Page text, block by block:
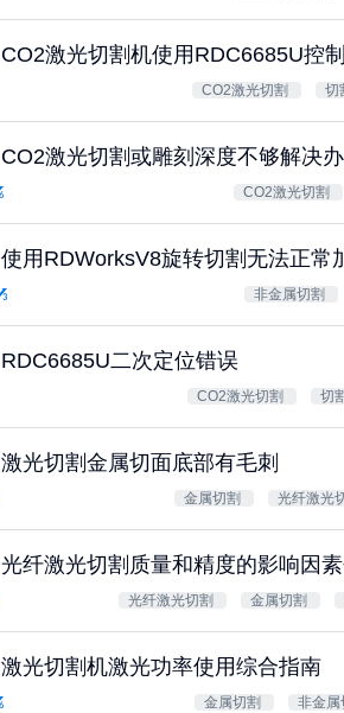
CO2激光切割机使用RDC6685U控
CO2激光切割 切
CO2激光切割或雕刻深度不够解决
CO2激光切割
使用RDWorksV8旋转切割无法正常
非金属切割
RDC6685U二次定位错误
CO2激光切割 切
激光切割金属切面底部有毛刺
金属切割 光纤激光
光纤激光切割质量和精度的影响因
光纤激光切割 金属切割
激光切割机激光功率使用综合指南
金属切割 非金